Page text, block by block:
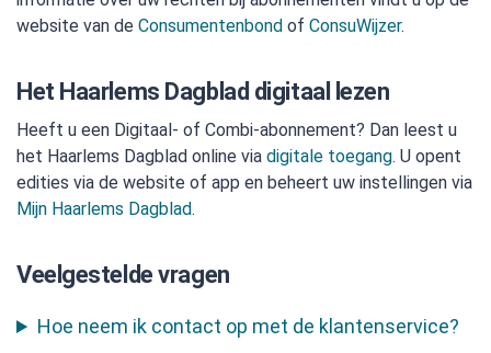
website van de Consumentenbond of ConsuWijzer.
Het Haarlems Dagblad digitaal lezen
Heeft u een Digitaal- of Combi-abonnement? Dan leest u
het Haarlems Dagblad online via digitale toegang. U opent
edities via de website of app en beheert uw instellingen via
Mijn Haarlems Dagblad.
Veelgestelde vragen
Hoe neem ik contact op met de klantenservice?